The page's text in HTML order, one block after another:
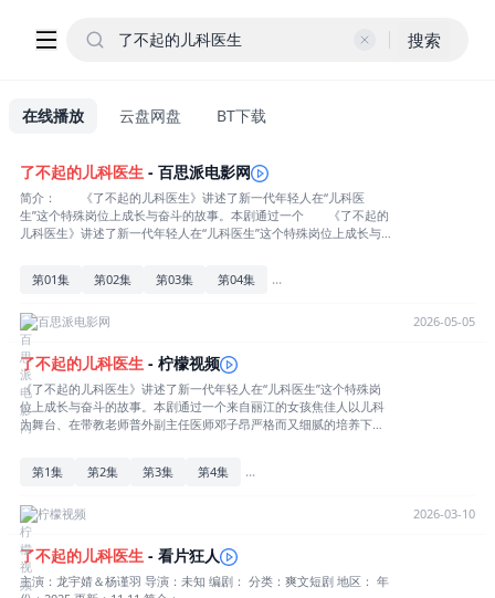
搜索
在线播放 云盘网盘 BT下载
了不起的儿科医生 - 百思派电影网
简介： 《了不起的儿科医生》讲述了新一代年轻人在“儿科医
生”这个特殊岗位上成长与奋斗的故事。本剧通过一个 《了不起的
儿科医生》讲述了新一代年轻人在“儿科医生”这个特殊岗位上成长与
医生成长为一名合格儿科医生的经历，向观众展现医生，尤其是儿科
第01集 第02集 第03集 第04集 ...
百思派电影网 2026-05-05
了不起的儿科医生 - 柠檬视频
《了不起的儿科医生》讲述了新一代年轻人在“儿科医生”这个特殊岗
位上成长与奋斗的故事。本剧通过一个来自丽江的女孩焦佳人以儿科
为舞台、在带教老师普外副主任医师邓子昂严格而又细腻的培养下，
第1集 第2集 第3集 第4集 ...
柠檬视频 2026-03-10
了不起的儿科医生 - 看片狂人
主演：龙宇婧＆杨谨羽 导演：未知 编剧： 分类：爽文短剧 地区： 年